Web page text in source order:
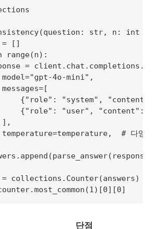
str, n: int
[]
range(n):
=
4o-mini",
{"role": "system",
{"role": "user", "content":
# 다양성
collections.Counter(answers)
단점